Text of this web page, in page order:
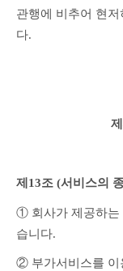
관행에 비추어 현
다.
제13조 (서비스의
① 회사가 제공하는
습니다.
② 부가서비스를 이